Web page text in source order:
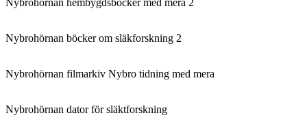
Nybrohörnan böcker om släkforskning 2
Nybrohörnan filmarkiv Nybro tidning med mera
Nybrohörnan dator för släktforskning